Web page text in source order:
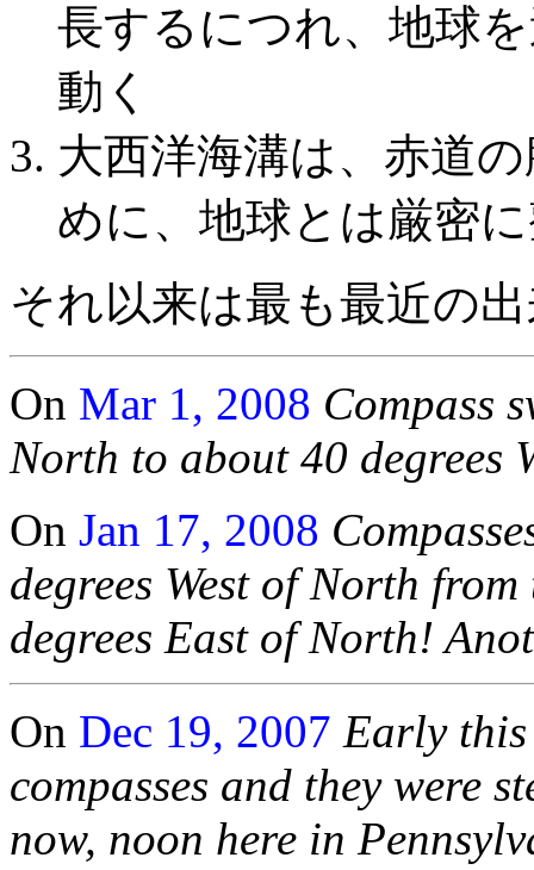
長するにつれ、地球
動く
大西洋海溝は、赤道
めに、地球とは厳密
それ以来は最も最近の
On Mar 1, 2008 Compass
North to about 40 degrees
On Jan 17, 2008
degrees West of North
degrees East of North!
On Dec 19, 2007 Early this
compasses and they were
now, noon here in